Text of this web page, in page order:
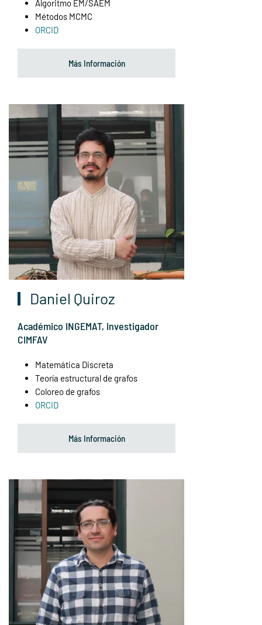
Algoritmo EM/SAEM
Métodos MCMC
ORCID
Más Información
Daniel Quiroz
Académico INGEMAT, Investigador
CIMFAV
Matemática Discreta
Teoría estructural de grafos
Coloreo de grafos
ORCID
Más Información